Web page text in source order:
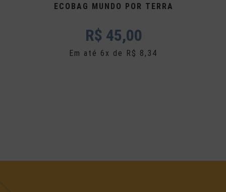
ECOBAG MUNDO POR TERRA
R$ 45,00
Em até 6x de R$ 8,34